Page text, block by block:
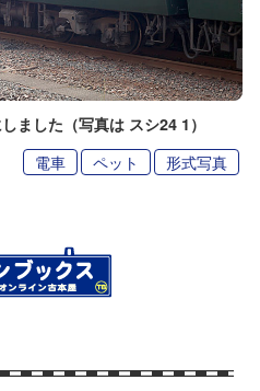
ました（写真は スシ24 1）
電車 ペット 形式写真